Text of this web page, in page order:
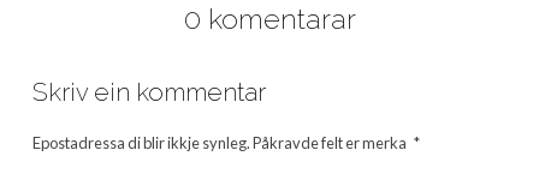
0 komentarar
Skriv ein kommentar
Epostadressa di blir ikkje synleg.Påkravde felt er merka *